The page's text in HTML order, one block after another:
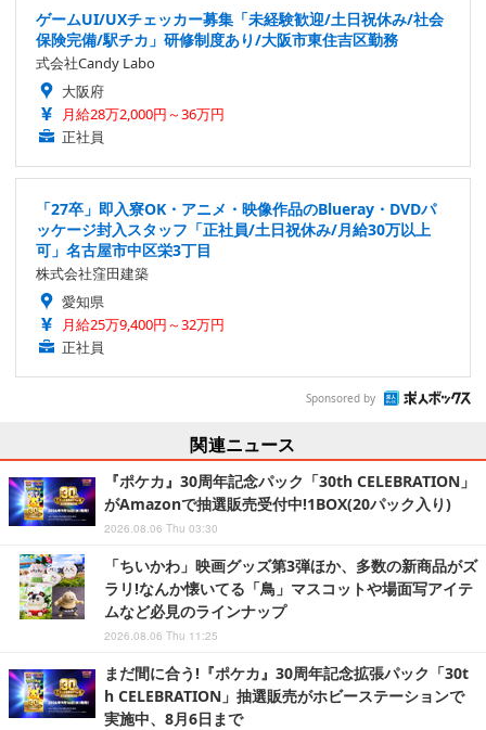
ゲームUI/UXチェッカー募集「未経験歓迎/土日祝休み/社会
保険完備/駅チカ」研修制度あり/大阪市東住吉区勤務
式会社Candy Labo
大阪府
月給28万2,000円～36万円
正社員
「27卒」即入寮OK・アニメ・映像作品のBlueray・DVDパ
ッケージ封入スタッフ「正社員/土日祝休み/月給30万以上
可」名古屋市中区栄3丁目
株式会社窪田建築
愛知県
月給25万9,400円～32万円
正社員
Sponsored by
関連ニュース
『ポケカ』30周年記念パック「30th CELEBRATION」
がAmazonで抽選販売受付中!1BOX(20パック入り)
2026.08.06 Thu 03:30
「ちいかわ」映画グッズ第3弾ほか、多数の新商品がズ
ラリ!なんか懐いてる「鳥」マスコットや場面写アイテ
ムなど必見のラインナップ
2026.08.06 Thu 11:25
まだ間に合う!『ポケカ』30周年記念拡張パック「30t
h CELEBRATION」抽選販売がホビーステーションで
実施中、8月6日まで